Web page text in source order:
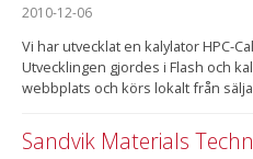
2010-12-06
Vi har utvecklat en kalylator HPC-
Utvecklingen gjordes i Flash och
webbplats och körs lokalt från
Sandvik Materials